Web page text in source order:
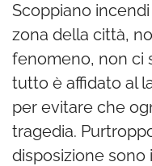
Scoppiano
zona della città,
fenomeno, non ci
tutto è affidato al
per evitare che
tragedia.
disposizione